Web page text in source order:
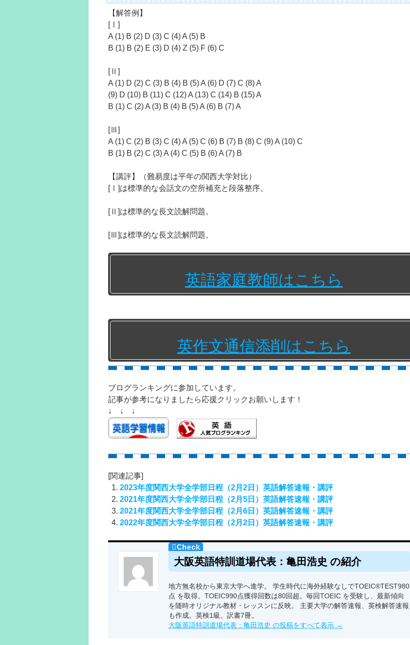
【解答例】
[Ⅰ]
A (1) B (2) D (3) C (4) A (5) B
B (1) B (2) E (3) D (4) Z (5) F (6) C
[Ⅱ]
A (1) D (2) C (3) B (4) B (5) A (6) D (7) C (8) A
(9) D (10) B (11) C (12) A (13) C (14) B (15) A
B (1) C (2) A (3) B (4) B (5) A (6) B (7) A
[Ⅲ]
A (1) C (2) B (3) C (4) A (5) C (6) B (7) B (8) C (9) A (10) C
B (1) B (2) C (3) A (4) C (5) B (6) A (7) B
【講評】（難易度は平年の関西大学対比）
[Ⅰ]は標準的な会話文の空所補充と段落整序。
[Ⅱ]は標準的な長文読解問題。
[Ⅲ]は標準的な長文読解問題。
英語家庭教師はこちら
英作文通信添削はこちら
ブログランキングに参加しています。
記事が参考になりましたら応援クリックお願いします！
↓ ↓ ↓
[関連記事]
2023年度関西大学全学部日程（2月2日）英語解答速報・講評
2021年度関西大学全学部日程（2月5日）英語解答速報・講評
2021年度関西大学全学部日程（2月6日）英語解答速報・講評
2022年度関西大学全学部日程（2月2日）英語解答速報・講評
大阪英語特訓道場代表：亀田浩史 の紹介
地方無名校から東京大学へ進学。 学生時代に海外経験なしでTOEIC®TEST980
点 を取得。TOEIC990点獲得回数は80回超。毎回TOEIC を受験し、最新傾向
を随時オリジナル教材・レッスンに反映。 主要大学の解答速報、英検解答速報
も作成。英検1級。訳書7冊。
大阪英語特訓道場代表：亀田浩史 の投稿をすべて表示 →